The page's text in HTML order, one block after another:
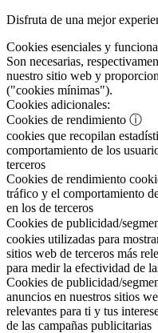
Disfruta de una mejor
Cookies esenciales y
Son necesarias,
nuestro sitio web y
("cookies mínimas").
Cookies adicionales:
Cookies de rendimiento ⓘ
cookies que recopilan
comportamiento de los
terceros
Cookies de rendimiento
tráfico y el comportamiento
en los de terceros
Cookies de publicidad/
cookies utilizadas para
sitios web de terceros más
para medir la efectividad de
Cookies de publicidad/
anuncios en nuestros sitios
relevantes para ti y tus
de las campañas publicitarias